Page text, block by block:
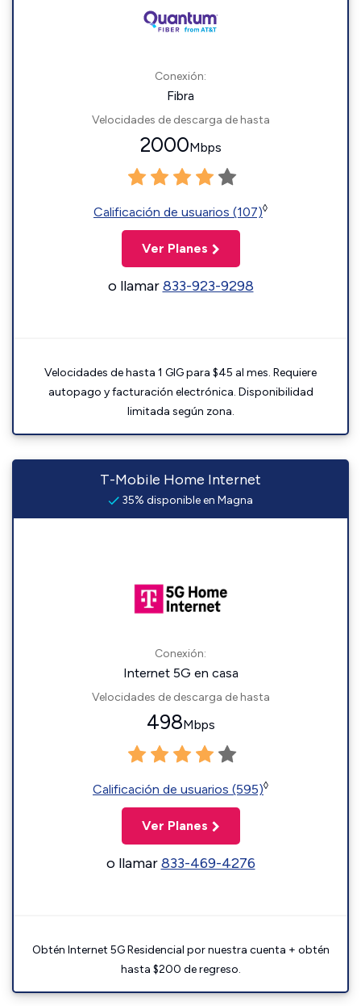
Conexión:
Fibra
Velocidades de descarga de hasta
2000Mbps
Calificación de usuarios (107)◊
Ver Planes
o llamar833-923-9298
Velocidades de hasta 1 GIG para $45 al mes. Requiere
autopago y facturación electrónica. Disponibilidad
limitada según zona.
T-Mobile Home Internet
35% disponible en Magna
Conexión:
Internet 5G en casa
Velocidades de descarga de hasta
498Mbps
Calificación de usuarios (595)◊
Ver Planes
o llamar833-469-4276
Obtén Internet 5G Residencial por nuestra cuenta + obtén
hasta $200 de regreso.